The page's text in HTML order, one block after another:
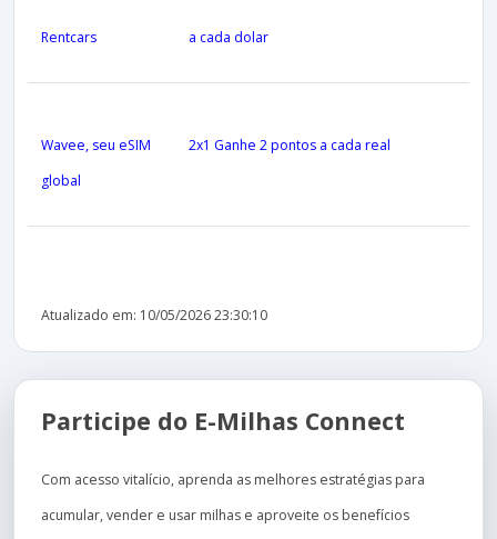
Rentcars a cada dolar
Wavee, seu eSIM
global
2x1 Ganhe 2 pontos a cada real
Atualizado em: 10/05/2026 23:30:10
Participe do E-Milhas Connect
Com acesso vitalício, aprenda as melhores estratégias para
acumular, vender e usar milhas e aproveite os benefícios